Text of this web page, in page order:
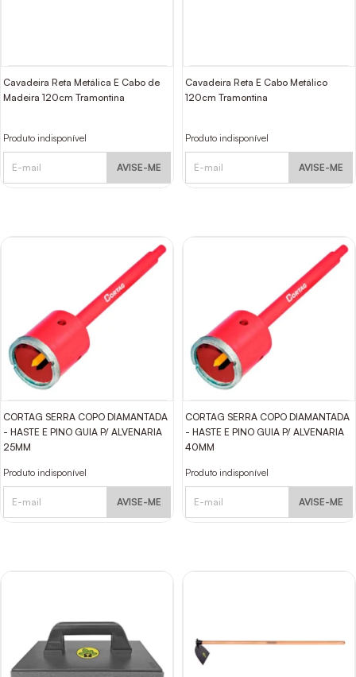
Cavadeira Reta Metálica E Cabo de
Madeira 120cm Tramontina
Produto indisponível
AVISE-ME
Cavadeira Reta E Cabo Metálico
120cm Tramontina
Produto indisponível
AVISE-ME
CORTAG SERRA COPO DIAMANTADA
- HASTE E PINO GUIA P/ ALVENARIA
25MM
Produto indisponível
AVISE-ME
CORTAG SERRA COPO DIAMANTADA
- HASTE E PINO GUIA P/ ALVENARIA
40MM
Produto indisponível
AVISE-ME